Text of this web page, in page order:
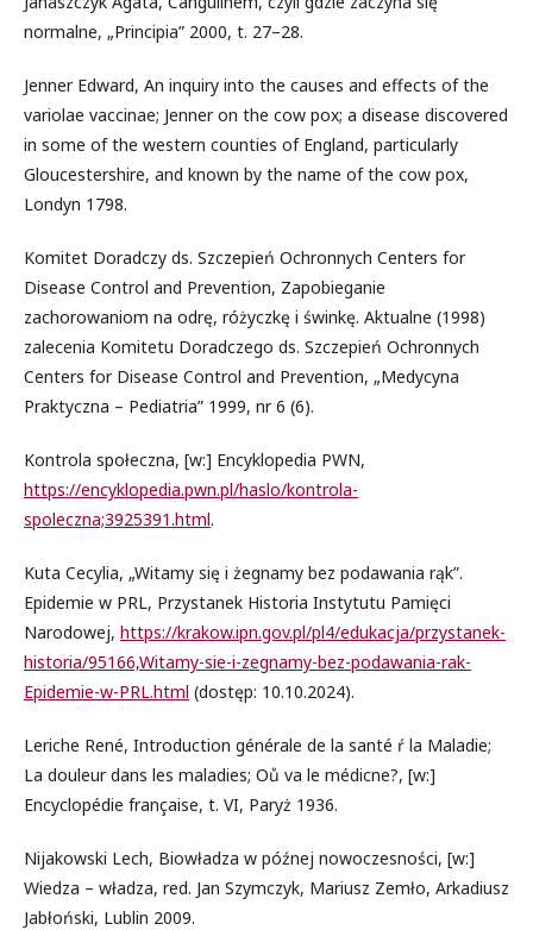
normalne, „Principia” 2000, t. 27–28.
Jenner Edward, An inquiry into the causes and effects of the
variolae vaccinae; Jenner on the cow pox; a disease discovered
in some of the western counties of England, particularly
Gloucestershire, and known by the name of the cow pox,
Londyn 1798.
Komitet Doradczy ds. Szczepień Ochronnych Centers for
Disease Control and Prevention, Zapobieganie
zachorowaniom na odrę, różyczkę i świnkę. Aktualne (1998)
zalecenia Komitetu Doradczego ds. Szczepień Ochronnych
Centers for Disease Control and Prevention, „Medycyna
Praktyczna – Pediatria” 1999, nr 6 (6).
Kontrola społeczna, [w:] Encyklopedia PWN,
https://encyklopedia.pwn.pl/haslo/kontrola-
spoleczna;3925391.html.
Kuta Cecylia, „Witamy się i żegnamy bez podawania rąk”.
Epidemie w PRL, Przystanek Historia Instytutu Pamięci
Narodowej, https://krakow.ipn.gov.pl/pl4/edukacja/przystanek-
historia/95166,Witamy-sie-i-zegnamy-bez-podawania-rak-
Epidemie-w-PRL.html (dostęp: 10.10.2024).
Leriche René, Introduction générale de la santé ŕ la Maladie;
La douleur dans les maladies; Oů va le médicne?, [w:]
Encyclopédie française, t. VI, Paryż 1936.
Nijakowski Lech, Biowładza w późnej nowoczesności, [w:]
Wiedza – władza, red. Jan Szymczyk, Mariusz Zemło, Arkadiusz
Jabłoński, Lublin 2009.